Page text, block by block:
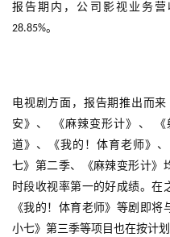
手
单
机
游
戏
休
报告期内，公司影视业务营
28.85%。
电视剧方面，报告期推出而来
安》、
《麻辣变形计》、
道》、《我的！体育老师》
七》第二季、《麻辣变形计》
时段收视率第一的好成绩。在
《我的！体育老师》等剧即
小七》第三季等项目也在按计划